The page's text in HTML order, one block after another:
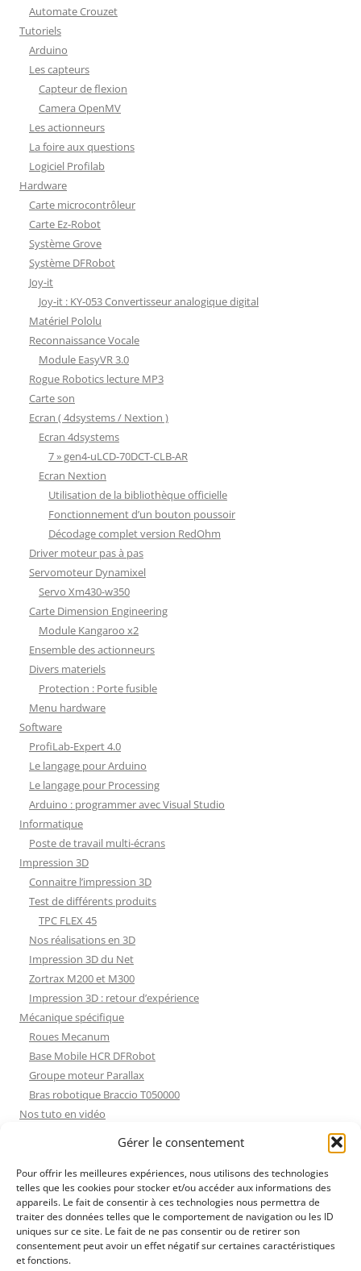
Gérer le consentement
Pour offrir les meilleures expériences, nous utilisons des technologies
telles que les cookies pour stocker et/ou accéder aux informations des
appareils. Le fait de consentir à ces technologies nous permettra de
traiter des données telles que le comportement de navigation ou les ID
uniques sur ce site. Le fait de ne pas consentir ou de retirer son
consentement peut avoir un effet négatif sur certaines caractéristiques
et fonctions.
Automate Crouzet
Tutoriels
Arduino
Les capteurs
Capteur de flexion
Camera OpenMV
Les actionneurs
La foire aux questions
Logiciel Profilab
Hardware
Carte microcontrôleur
Carte Ez-Robot
Système Grove
Système DFRobot
Joy-it
Joy-it : KY-053 Convertisseur analogique digital
Matériel Pololu
Reconnaissance Vocale
Module EasyVR 3.0
Rogue Robotics lecture MP3
Carte son
Ecran ( 4dsystems / Nextion )
Ecran 4dsystems
7 » gen4-uLCD-70DCT-CLB-AR
Ecran Nextion
Utilisation de la bibliothèque officielle
Fonctionnement d’un bouton poussoir
Décodage complet version RedOhm
Driver moteur pas à pas
Servomoteur Dynamixel
Servo Xm430-w350
Carte Dimension Engineering
Module Kangaroo x2
Ensemble des actionneurs
Divers materiels
Protection : Porte fusible
Menu hardware
Software
ProfiLab-Expert 4.0
Le langage pour Arduino
Le langage pour Processing
Arduino : programmer avec Visual Studio
Informatique
Poste de travail multi-écrans
Impression 3D
Connaitre l’impression 3D
Test de différents produits
TPC FLEX 45
Nos réalisations en 3D
Impression 3D du Net
Zortrax M200 et M300
Impression 3D : retour d’expérience
Mécanique spécifique
Roues Mecanum
Base Mobile HCR DFRobot
Groupe moteur Parallax
Bras robotique Braccio T050000
Nos tuto en vidéo
Les Moteurs Pas à Pas
Projets Processing
Amélioration de l’habitat
Tir sportif
Fichiers dessin